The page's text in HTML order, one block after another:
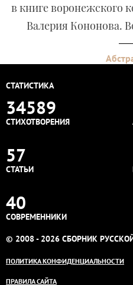
в книге воронежского
Валерия Кононова.
СТАТИСТИКА
34589
СТИХОТВОРЕНИЯ
57
СТАТЬИ
40
СОВРЕМЕННИКИ
© 2008 - 2026 СБОРНИК
ПОЛИТИКА КОНФИДЕНЦИАЛЬНОСТИ
ПРАВИЛА САЙТА